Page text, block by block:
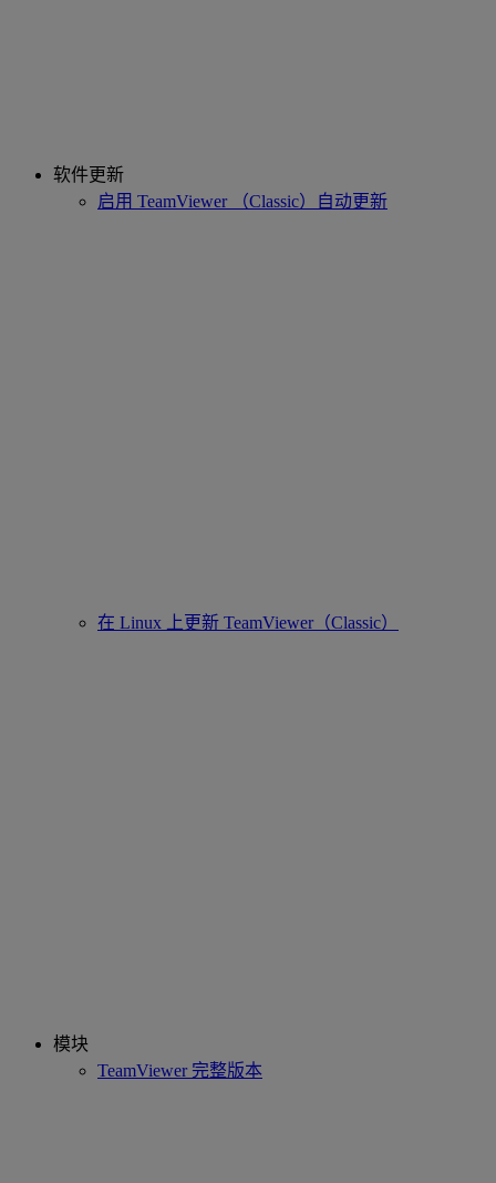
软件更新
启用 TeamViewer （Classic）自动更新
在 Linux 上更新 TeamViewer（Classic）
模块
TeamViewer 完整版本